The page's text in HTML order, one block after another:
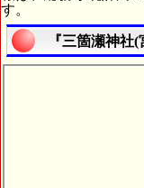
す。
『三箇瀬神